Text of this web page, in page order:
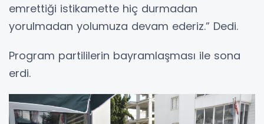
emrettiği istikamette hiç durmadan
yorulmadan yolumuza devam ederiz.” Dedi.
Program partililerin bayramlaşması ile sona
erdi.